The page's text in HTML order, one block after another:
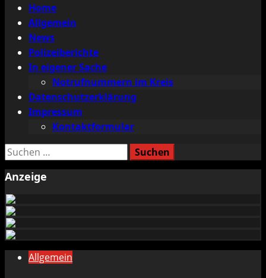
Primäres
Menü
Home
Allgemein
News
Polizeiberichte
In eigener Sache
Notrufnummern im Kreis
Datenschutzerklärung
Impressum
Kontaktformular
Suchen
Anzeige
Allgemein